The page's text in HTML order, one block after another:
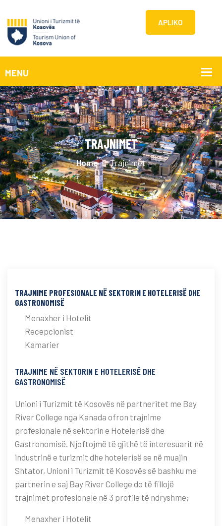
APLIKO
TRAJNIMET
Home Trajnimet
TRAJNIME PROFESIONALE NË SEKTORIN E HOTELERISË DHE
GASTRONOMISË
Menaxher i Hotelit
Recepcionist
Kamarier
TRAJNIME NË SEKTORIN E HOTELERISË DHE
GASTRONOMISË
Unioni i Turizmit të Kosovës në partneritet me Bay
River College nga Kanada ofron trajnime
profesionale në sektorin e Hotelerisë dhe
Gastronomisë. Njoftojmë të gjithë të interesuarit në
industrinë e turizmit dhe hotelerisë se në muajin
Shtator, Unioni i Turizmit të Kosovës së bashku me
partnerin e saj Bay River College do të fillojë
trajnimet profesionale në 3 profile të ndryshme;
Menaxher i Hotelit